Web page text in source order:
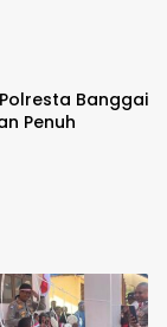
Banggai
Penuh